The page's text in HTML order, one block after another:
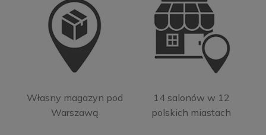
Własny magazyn pod
Warszawą
14 salonów w 12
polskich miastach